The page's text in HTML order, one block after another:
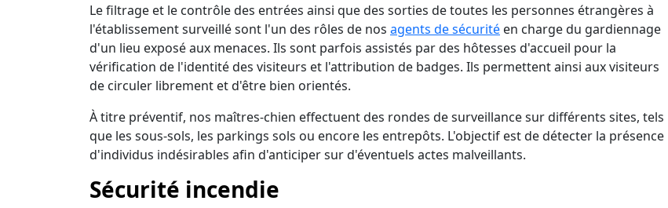
Le filtrage et le contrôle des entrées ainsi que des sorties de toutes les personnes étrangères à
l'établissement surveillé sont l'un des rôles de nos agents de sécurité en charge du gardiennage
d'un lieu exposé aux menaces. Ils sont parfois assistés par des hôtesses d'accueil pour la
vérification de l'identité des visiteurs et l'attribution de badges. Ils permettent ainsi aux visiteurs
de circuler librement et d'être bien orientés.
À titre préventif, nos maîtres-chien effectuent des rondes de surveillance sur différents sites, tels
que les sous-sols, les parkings sols ou encore les entrepôts. L'objectif est de détecter la présence
d'individus indésirables afin d'anticiper sur d'éventuels actes malveillants.
Sécurité incendie